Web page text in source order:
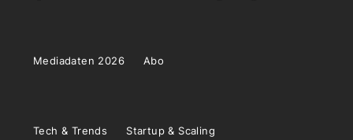
Mediadaten 2026 Abo
Tech & Trends Startup & Scaling